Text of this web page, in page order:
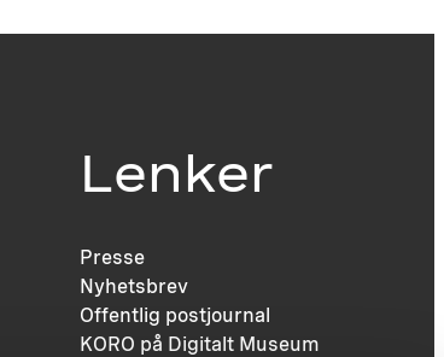
Lenker
Presse
Nyhetsbrev
Offentlig postjournal
KORO på Digitalt Museum